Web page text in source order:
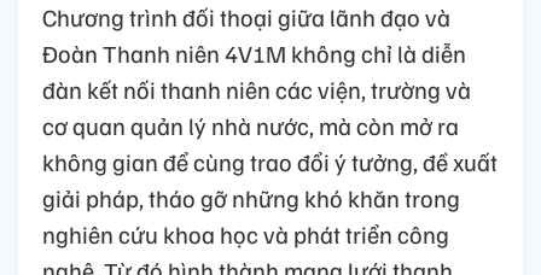
Chương trình đối thoại giữa lãnh đạo và
Đoàn Thanh niên 4V1M không chỉ là diễn
đàn kết nối thanh niên các viện, trường và
cơ quan quản lý nhà nước, mà còn mở ra
không gian để cùng trao đổi ý tưởng, đề xuất
giải pháp, tháo gỡ những khó khăn trong
nghiên cứu khoa học và phát triển công